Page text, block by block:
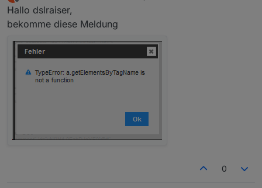
Offline
Hallo dslraiser,
bekomme diese Meldung
0